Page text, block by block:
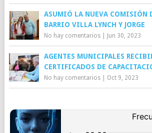
ASUMIÓ LA NUEVA COMISIÓN
BARRIO VILLA LYNCH Y JORGE
No hay comentarios| Jun 30, 2023
AGENTES MUNICIPALES
CERTIFICADOS DE
No hay comentarios| Oct 9, 2023